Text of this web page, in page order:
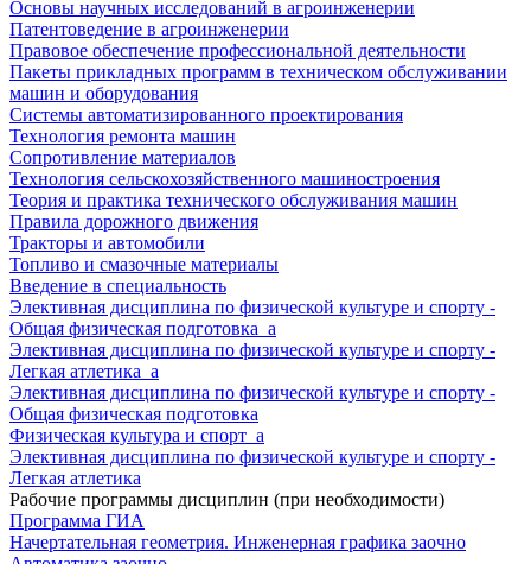
Основы научных исследований в агроинженерии
Патентоведение в агроинженерии
Правовое обеспечение профессиональной деятельности
Пакеты прикладных программ в техническом обслуживании
машин и оборудования
Системы автоматизированного проектирования
Технология ремонта машин
Сопротивление материалов
Технология сельскохозяйственного машиностроения
Теория и практика технического обслуживания машин
Правила дорожного движения
Тракторы и автомобили
Топливо и смазочные материалы
Введение в специальность
Элективная дисциплина по физической культуре и спорту -
Общая физическая подготовка_а
Элективная дисциплина по физической культуре и спорту -
Легкая атлетика_а
Элективная дисциплина по физической культуре и спорту -
Общая физическая подготовка
Физическая культура и спорт_а
Элективная дисциплина по физической культуре и спорту -
Легкая атлетика
Рабочие программы дисциплин (при необходимости)
Программа ГИА
Начертательная геометрия. Инженерная графика заочно